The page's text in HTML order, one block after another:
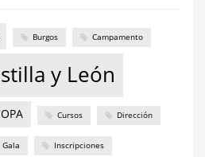
Burgos Campamento
y León
Cursos Dirección
Gala Inscripciones